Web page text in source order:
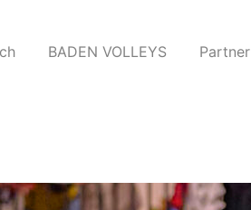
BADEN VOLLEYS Partner